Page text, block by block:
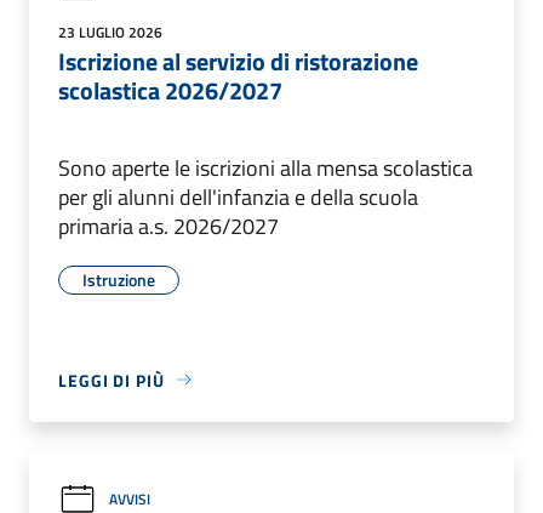
23 LUGLIO 2026
Iscrizione al servizio di ristorazione
scolastica 2026/2027
Sono aperte le iscrizioni alla mensa scolastica
per gli alunni dell'infanzia e della scuola
primaria a.s. 2026/2027
Istruzione
LEGGI DI PIÙ
AVVISI